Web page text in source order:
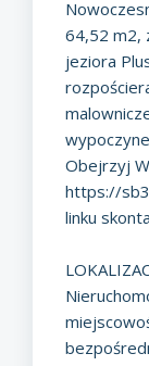
64,52 m2,
jeziora
Obejrzyj
https://
linku